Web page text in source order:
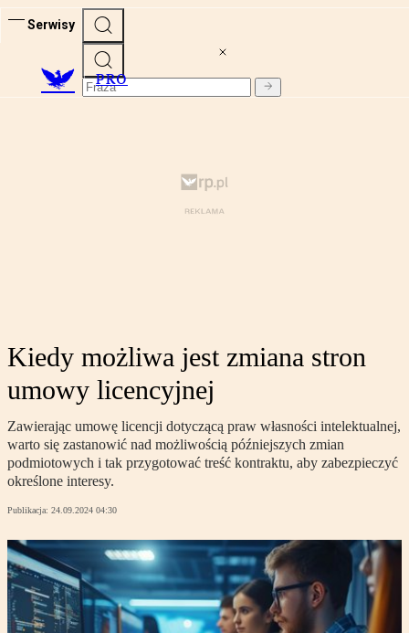
Serwisy
PRO
Kiedy możliwa jest zmiana stron
umowy licencyjnej
Zawierając umowę licencji dotyczącą praw własności intelektualnej,
warto się zastanowić nad możliwością późniejszych zmian
podmiotowych i tak przygotować treść kontraktu, aby zabezpieczyć
określone interesy.
Publikacja: 24.09.2024 04:30